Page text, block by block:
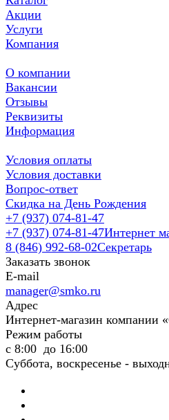
Акции
Услуги
Компания
О компании
Вакансии
Отзывы
Реквизиты
Информация
Условия оплаты
Условия доставки
Вопрос-ответ
Скидка на День Рождения
+7 (937) 074-81-47
+7 (937) 074-81-47Интернет
8 (846) 992-68-02Секретарь
Заказать звонок
E-mail
manager@smko.ru
Адрес
Интернет-магазин компании
Режим работы
с 8:00 до 16:00
Суббота, воскресенье -